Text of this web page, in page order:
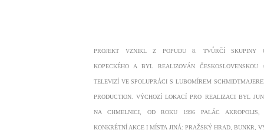
PROJEKT VZNIKL Z POPUDU 8. TVŮRČÍ SKUPINY
KOPECKÉHO A BYL REALIZOVÁN ČESKOSLOVENSKOU
TELEVIZÍ VE SPOLUPRÁCI S LUBOMÍREM
PRODUCTION. VÝCHOZÍ LOKACÍ PRO REALIZACI BYL
NA CHMELNICI, OD ROKU 1996 PALÁC
KONKRÉTNÍ AKCE I MÍSTA JINÁ: PRAŽSKÝ HRAD, BUNKR,